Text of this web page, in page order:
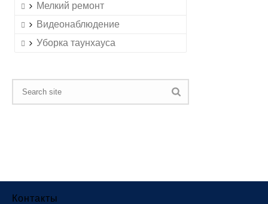
Мелкий ремонт
Видеонаблюдение
Уборка таунхауса
Контакты